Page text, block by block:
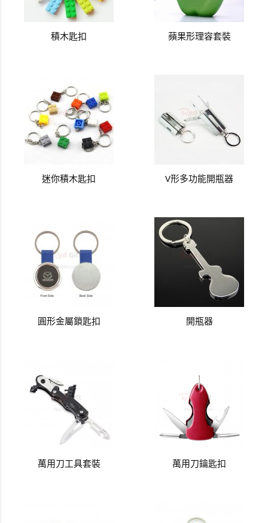
積木匙扣 蘋果形理容套裝
迷你積木匙扣 V形多功能開瓶器
圓形金屬鎖匙扣 開瓶器
萬用刀工具套裝 萬用刀鑰匙扣